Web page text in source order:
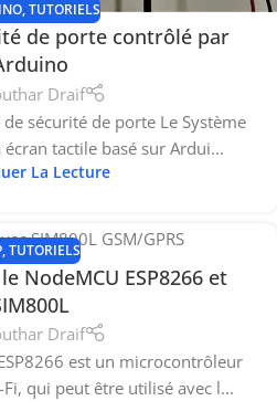
,TUTORIELS
de porte contrôlé par
Draif
sécurité de porte Le Système
tactile basé sur Ardui...
La Lecture
,TUTORIELS
NodeMCU ESP8266 et
Draif
est un microcontrôleur
qui peut être utilisé avec l...